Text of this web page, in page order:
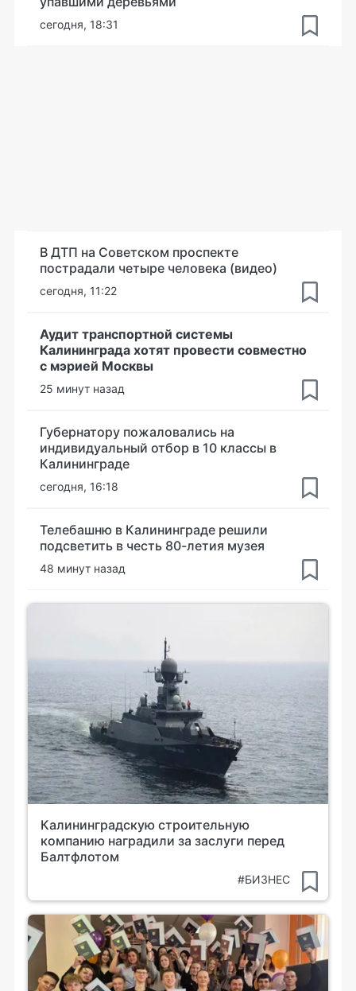
сегодня, 18:31
В ДТП на Советском проспекте
пострадали четыре человека (видео)
сегодня, 11:22
Аудит транспортной системы
Калининграда хотят провести совместно
с мэрией Москвы
25 минут назад
Губернатору пожаловались на
индивидуальный отбор в 10 классы в
Калининграде
сегодня, 16:18
Телебашню в Калининграде решили
подсветить в честь 80-летия музея
48 минут назад
Калининградскую строительную
компанию наградили за заслуги перед
Балтфлотом
#БИЗНЕС